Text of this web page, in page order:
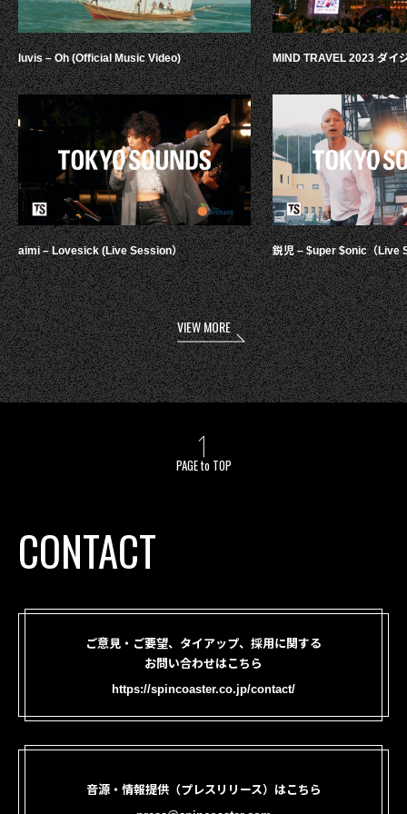
luvis – Oh (Official Music Video)
aimi – Lovesick (Live Session）
MIND TRAVEL 2023 ダイ
鋭児 – $uper $onic（Live
VIEW MORE
PAGE to TOP
CONTACT
ご意見・ご要望、タイアップ、採用に関する
お問い合わせはこちら
https://spincoaster.co.jp/contact/
音源・情報提供（プレスリリース）はこちら